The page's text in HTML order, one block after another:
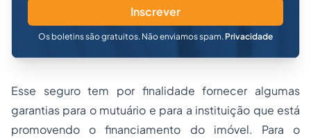
Inscrever
Os boletins são gratuitos. Não enviamos spam. Privacidade
Esse seguro tem por finalidade fornecer algumas
garantias para o mutuário e para a instituição que está
promovendo o financiamento do imóvel. Para o